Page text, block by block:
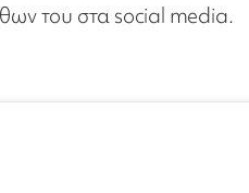
του στα social media.